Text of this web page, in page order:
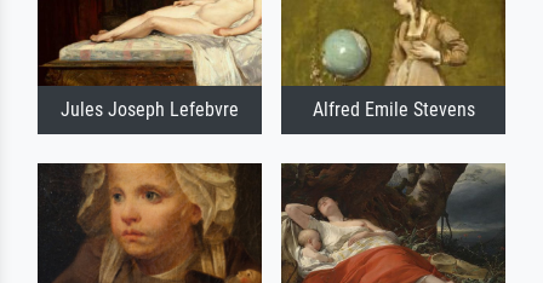
Jules Joseph Lefebvre Alfred Emile Stevens